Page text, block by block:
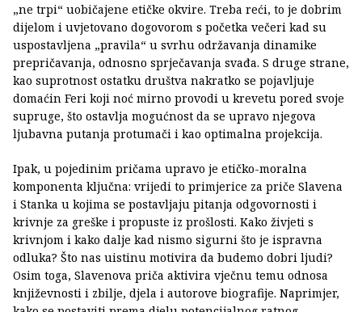
„ne trpi“ uobičajene etičke okvire. Treba reći, to je dobrim
dijelom i uvjetovano dogovorom s početka večeri kad su
uspostavljena „pravila“ u svrhu održavanja dinamike
prepričavanja, odnosno sprječavanja svađa. S druge strane,
kao suprotnost ostatku društva nakratko se pojavljuje
domaćin Feri koji noć mirno provodi u krevetu pored svoje
supruge, što ostavlja mogućnost da se upravo njegova
ljubavna putanja protumači i kao optimalna projekcija.
Ipak, u pojedinim pričama upravo je etičko-moralna
komponenta ključna: vrijedi to primjerice za priče Slavena
i Stanka u kojima se postavljaju pitanja odgovornosti i
krivnje za greške i propuste iz prošlosti. Kako živjeti s
krivnjom i kako dalje kad nismo sigurni što je ispravna
odluka? Što nas uistinu motivira da budemo dobri ljudi?
Osim toga, Slavenova priča aktivira vječnu temu odnosa
književnosti i zbilje, djela i autorove biografije. Naprimjer,